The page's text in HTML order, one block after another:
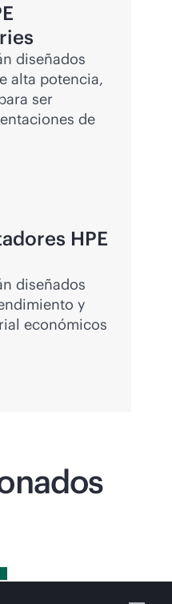
diseñados
alta potencia,
ser
de
HPE
diseñados
y
económicos